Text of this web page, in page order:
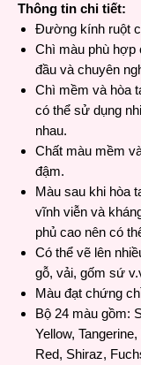
Thông tin chi tiết:
Đường kính ruột
Chì màu phù
đầu và chuyên
Chì mềm và hòa
có thể sử dụng
nhau.
Chất màu mềm
đậm.
Màu sau khi hòa
vĩnh viễn và
phủ cao nên có
Có thể vẽ lên
gỗ, vải, gốm sứ
Màu đạt chứng
Bộ 24 màu gồm:
Yellow,
Red, Shiraz,